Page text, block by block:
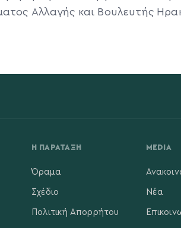
Αλλαγής και Βουλευτής
Η ΠΑΡΆΤΑΞΗ
Όραμα
Σχέδιο
Πολιτική Απορρήτου
MEDIA
Νέα